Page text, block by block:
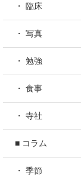
・ 臨床
・ 写真
・ 勉強
・ 食事
・ 寺社
■ コラム
・ 季節